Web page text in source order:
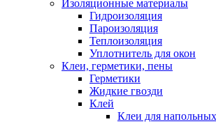
Изоляционные материалы
Гидроизоляция
Пароизоляция
Теплоизоляция
Уплотнитель для окон
Клеи, герметики, пены
Герметики
Жидкие гвозди
Клей
Клеи для